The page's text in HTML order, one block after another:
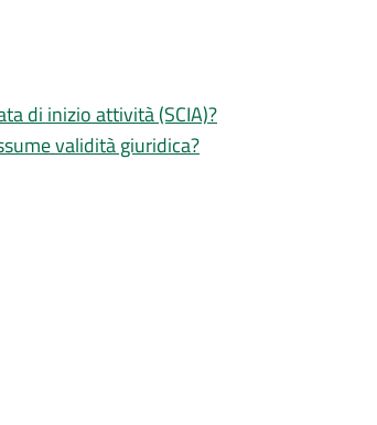
di inizio attività (SCIA)?
validità giuridica?